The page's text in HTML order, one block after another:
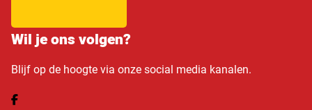
Wil je ons volgen?
Blijf op de hoogte via onze social media kanalen.